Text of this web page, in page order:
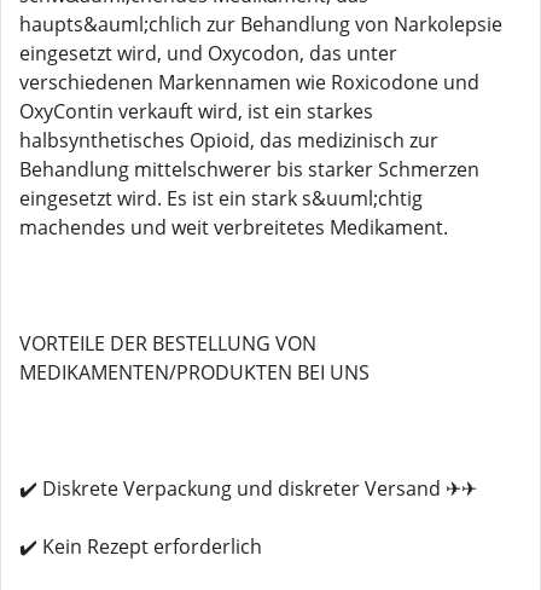
haupts&auml;chlich zur Behandlung von Narkolepsie
eingesetzt wird, und Oxycodon, das unter
verschiedenen Markennamen wie Roxicodone und
OxyContin verkauft wird, ist ein starkes
halbsynthetisches Opioid, das medizinisch zur
Behandlung mittelschwerer bis starker Schmerzen
eingesetzt wird. Es ist ein stark s&uuml;chtig
machendes und weit verbreitetes Medikament.
VORTEILE DER BESTELLUNG VON
MEDIKAMENTEN/PRODUKTEN BEI UNS
✔️ Diskrete Verpackung und diskreter Versand ✈✈
✔️ Kein Rezept erforderlich